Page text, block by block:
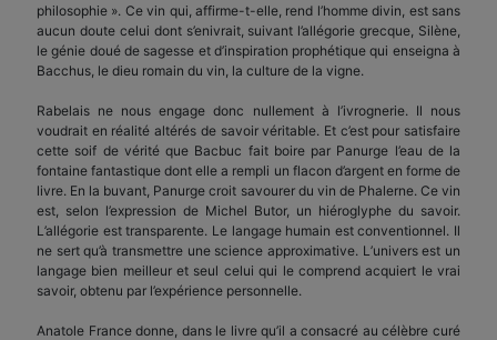
philosophie ». Ce vin qui, affirme-t-elle, rend l’homme divin, est sans
aucun doute celui dont s’enivrait, suivant l’allégorie grecque, Silène,
le génie doué de sagesse et d’inspiration prophétique qui enseigna à
Bacchus, le dieu romain du vin, la culture de la vigne.
Rabelais ne nous engage donc nullement à l’ivrognerie. Il nous
voudrait en réalité altérés de savoir véritable. Et c’est pour satisfaire
cette soif de vérité que Bacbuc fait boire par Panurge l’eau de la
fontaine fantastique dont elle a rempli un flacon d’argent en forme de
livre. En la buvant, Panurge croit savourer du vin de Phalerne. Ce vin
est, selon l’expression de Michel Butor, un hiéroglyphe du savoir.
L’allégorie est transparente. Le langage humain est conventionnel. Il
ne sert qu’à transmettre une science approximative. L’univers est un
langage bien meilleur et seul celui qui le comprend acquiert le vrai
savoir, obtenu par l’expérience personnelle.
Anatole France donne, dans le livre qu’il a consacré au célèbre curé